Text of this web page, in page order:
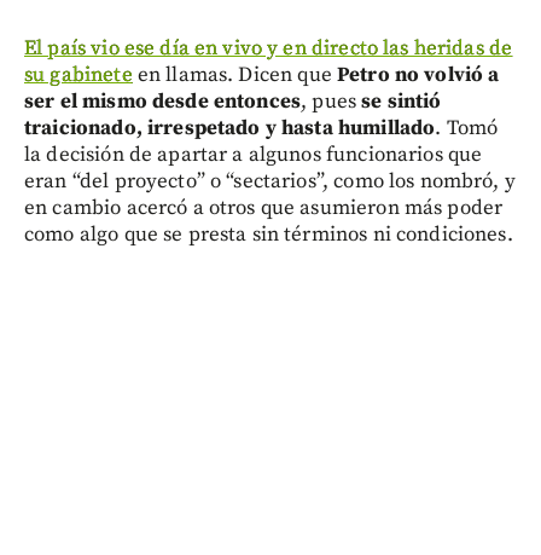
El país vio ese día en vivo y en directo las heridas de
su gabinete en llamas. Dicen que Petro no volvió a
ser el mismo desde entonces, puesse sintió
traicionado, irrespetado y hasta humillado. Tomó
la decisión de apartar a algunos funcionarios que
eran “del proyecto” o “sectarios”, como los nombró, y
en cambio acercó a otros que asumieron más poder
como algo que se presta sin términos ni condiciones.